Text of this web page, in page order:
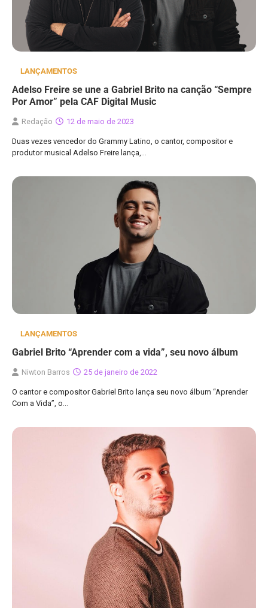
LANÇAMENTOS
Adelso Freire se une a Gabriel Brito na canção “Sempre
Por Amor” pela CAF Digital Music
Redação 12 de maio de 2023
Duas vezes vencedor do Grammy Latino, o cantor, compositor e
produtor musical Adelso Freire lança,…
LANÇAMENTOS
Gabriel Brito “Aprender com a vida”, seu novo álbum
Niwton Barros 25 de janeiro de 2022
O cantor e compositor Gabriel Brito lança seu novo álbum “Aprender
Com a Vida”, o…